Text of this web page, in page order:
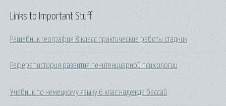
Links to Important Stuff
Решебник география 8 класс практические работы стадник
Реферат история развития пенитенциарной психологии
Учебник по немецкому языку 6 клас надежда бассай